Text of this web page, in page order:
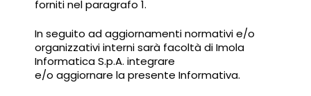
forniti nel paragrafo 1.
In seguito ad aggiornamenti normativi e/o
organizzativi interni sarà facoltà di Imola
Informatica S.p.A. integrare
e/o aggiornare la presente Informativa.